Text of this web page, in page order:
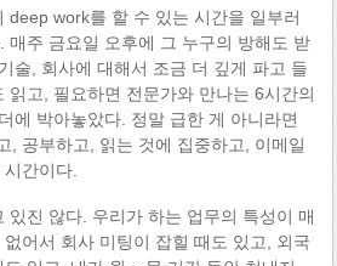
deep work를 할 수 있는 시간을 일부러
매주 금요일 오후에 그 누구의 방해도 받
술, 회사에 대해서 조금 더 깊게 파고 들
읽고, 필요하면 전문가와 만나는 6시간의
에 박아놓았다. 정말 급한 게 아니라면
, 공부하고, 읽는 것에 집중하고, 이메일
간이다.
있진 않다. 우리가 하는 업무의 특성이 매
어서 회사 미팅이 잡힐 때도 있고, 외국